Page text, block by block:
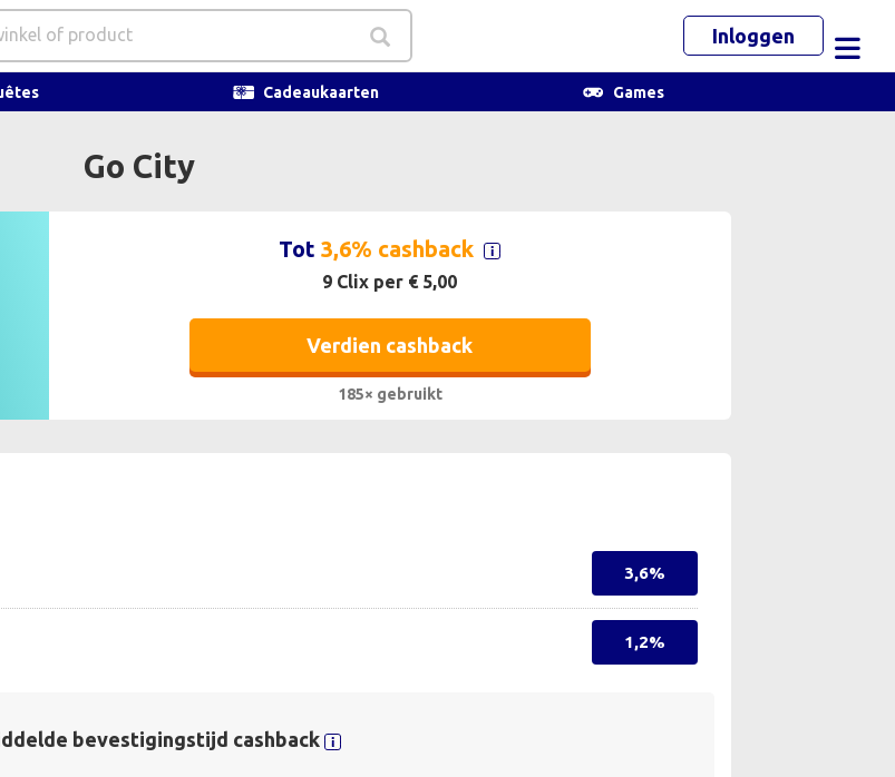
Inloggen
Cadeaukaarten Games
Go City
Tot 3,6% cashback
9 Clix per € 5,00
Verdien cashback
185× gebruikt
3,6%
1,2%
bevestigingstijd cashback